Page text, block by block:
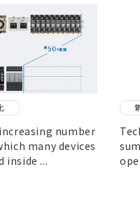
number
many devices
inside ...